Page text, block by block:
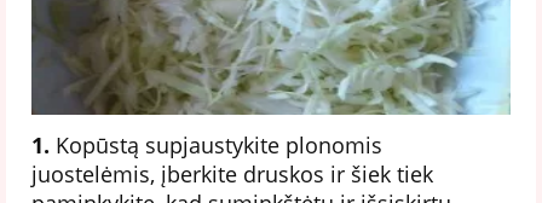
1. Kopūstą supjaustykite plonomis
juostelėmis, įberkite druskos ir šiek tiek